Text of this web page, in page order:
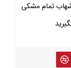
شهاب تمام مشکی